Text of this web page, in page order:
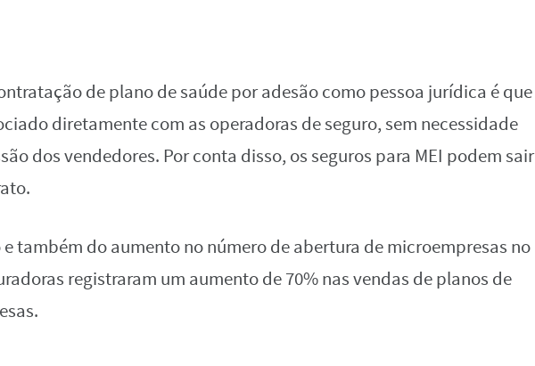
de plano de saúde por adesão como pessoa jurídica é que
diretamente com as operadoras de seguro, sem necessidade
dos vendedores. Por conta disso, os seguros para MEI podem sair
e também do aumento no número de abertura de microempresas no
registraram um aumento de 70% nas vendas de planos de